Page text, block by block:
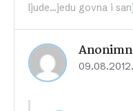
ljude...jedu govna i